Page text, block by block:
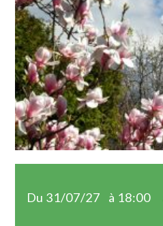
Du 31/07/27 à 18:00